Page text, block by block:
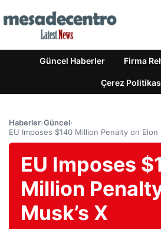
Güncel Haberler Firma
Çerez
Haberler›Güncel›
EU Imposes $140 Million Penalty on Elon
EU Imposes
Million
Musk’s X